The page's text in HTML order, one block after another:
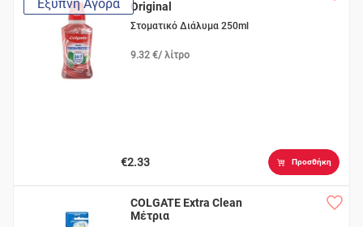
Έξυπνη Αγορά
Original
Στοματικό Διάλυμα 250ml
9.32 €/ λίτρο
€2.33 Προσθήκη
COLGATE Extra Clean
Μέτρια